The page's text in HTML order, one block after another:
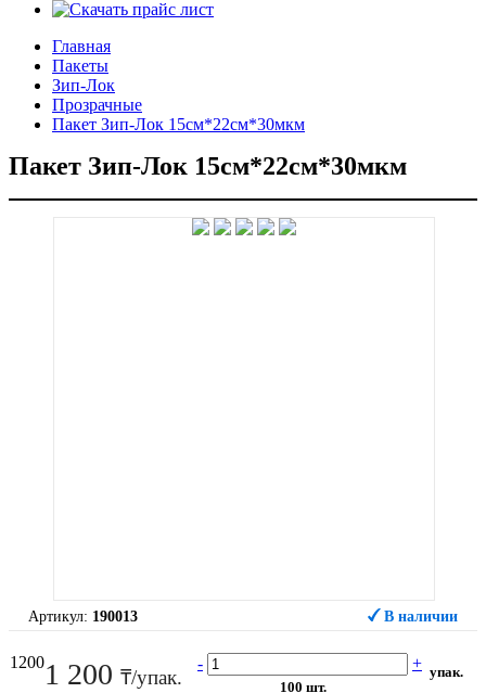
Главная
Пакеты
Зип-Лок
Прозрачные
Пакет Зип-Лок 15см*22см*30мкм
Пакет Зип-Лок 15см*22см*30мкм
Артикул: 190013 В наличии
12001 200 ₸/упак.
- +
100 шт.
упак.